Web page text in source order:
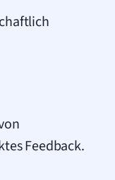
Feedback.